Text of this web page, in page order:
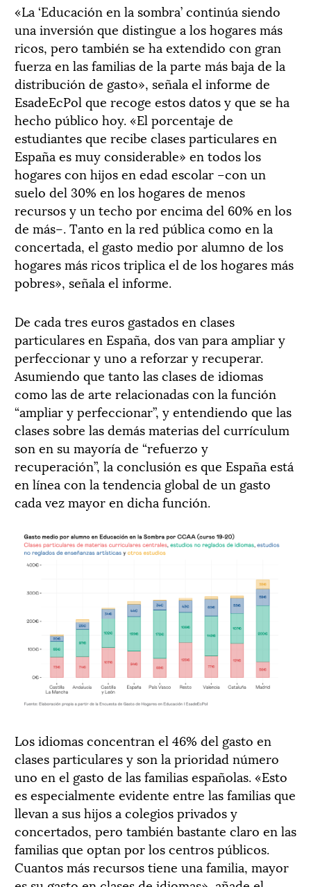
«La ‘Educación en la sombra’ continúa siendo
una inversión que distingue a los hogares más
ricos, pero también se ha extendido con gran
fuerza en las familias de la parte más baja de la
distribución de gasto», señala el informe de
EsadeEcPol que recoge estos datos y que se ha
hecho público hoy. «El porcentaje de
estudiantes que recibe clases particulares en
España es muy considerable» en todos los
hogares con hijos en edad escolar –con un
suelo del 30% en los hogares de menos
recursos y un techo por encima del 60% en los
de más–. Tanto en la red pública como en la
concertada, el gasto medio por alumno de los
hogares más ricos triplica el de los hogares más
pobres», señala el informe.
De cada tres euros gastados en clases
particulares en España, dos van para ampliar y
perfeccionar y uno a reforzar y recuperar.
Asumiendo que tanto las clases de idiomas
como las de arte relacionadas con la función
“ampliar y perfeccionar”, y entendiendo que las
clases sobre las demás materias del currículum
son en su mayoría de “refuerzo y
recuperación”, la conclusión es que España está
en línea con la tendencia global de un gasto
cada vez mayor en dicha función.
Los idiomas concentran el 46% del gasto en
clases particulares y son la prioridad número
uno en el gasto de las familias españolas. «Esto
es especialmente evidente entre las familias que
llevan a sus hijos a colegios privados y
concertados, pero también bastante claro en las
familias que optan por los centros públicos.
Cuantos más recursos tiene una familia, mayor